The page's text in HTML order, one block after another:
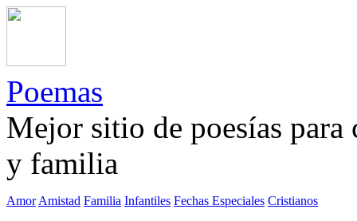
Poemas
Mejor sitio de poesías
y familia
Amor Amistad Familia Infantiles Fechas Especiales Cristianos